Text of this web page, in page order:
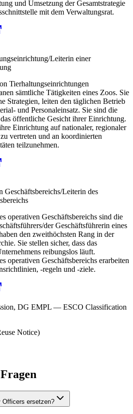
und Umsetzung der Gesamtstrategie
mit dem Verwaltungsrat.
Leiterin einer
Tierhaltungseinrichtungen
sämtliche Tätigkeiten eines Zoos. Sie
Strategien, leiten den täglichen Betrieb
und Personaleinsatz. Sie sind die
öffentliche Gesicht ihrer Einrichtung.
Einrichtung auf nationaler, regionaler
vertreten und an koordinierten
teilzunehmen.
Geschäftsbereichs/Leiterin des
operativen Geschäftsbereichs sind die
der Geschäftsführerin eines
den zweithöchsten Rang in der
Sie stellen sicher, dass das
reibungslos läuft.
operativen Geschäftsbereichs erarbeiten
-regeln und -ziele.
DG EMPL — ESCO Classification
Notice)
Officers ersetzen?